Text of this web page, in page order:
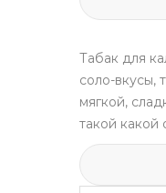
Табак для
соло-вкусы,
мягкой,
такой какой